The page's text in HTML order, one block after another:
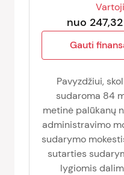
nuo
Gauti
Pavyzdžiui,
sudaroma 84
metinė palūkanų
administravimo
sudarymo
sutarties
lygiomis